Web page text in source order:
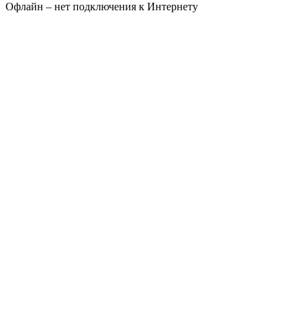
Офлайн – нет подключения к Интернету